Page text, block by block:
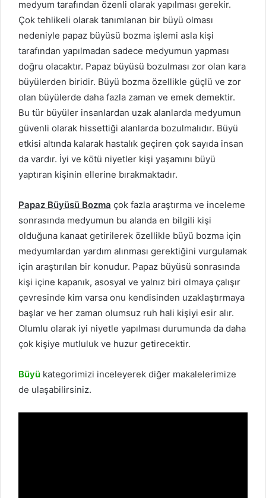
medyum tarafından özenli olarak yapılması gerekir.
Çok tehlikeli olarak tanımlanan bir büyü olması
nedeniyle papaz büyüsü bozma işlemi asla kişi
tarafından yapılmadan sadece medyumun yapması
doğru olacaktır. Papaz büyüsü bozulması zor olan kara
büyülerden biridir. Büyü bozma özellikle güçlü ve zor
olan büyülerde daha fazla zaman ve emek demektir.
Bu tür büyüler insanlardan uzak alanlarda medyumun
güvenli olarak hissettiği alanlarda bozulmalıdır. Büyü
etkisi altında kalarak hastalık geçiren çok sayıda insan
da vardır. İyi ve kötü niyetler kişi yaşamını büyü
yaptıran kişinin ellerine bırakmaktadır.
Papaz Büyüsü Bozma çok fazla araştırma ve inceleme
sonrasında medyumun bu alanda en bilgili kişi
olduğuna kanaat getirilerek özellikle büyü bozma için
medyumlardan yardım alınması gerektiğini vurgulamak
için araştırılan bir konudur. Papaz büyüsü sonrasında
kişi içine kapanık, asosyal ve yalnız biri olmaya çalışır
çevresinde kim varsa onu kendisinden uzaklaştırmaya
başlar ve her zaman olumsuz ruh hali kişiyi esir alır.
Olumlu olarak iyi niyetle yapılması durumunda da daha
çok kişiye mutluluk ve huzur getirecektir.
Büyü kategorimizi inceleyerek diğer makalelerimize
de ulaşabilirsiniz.